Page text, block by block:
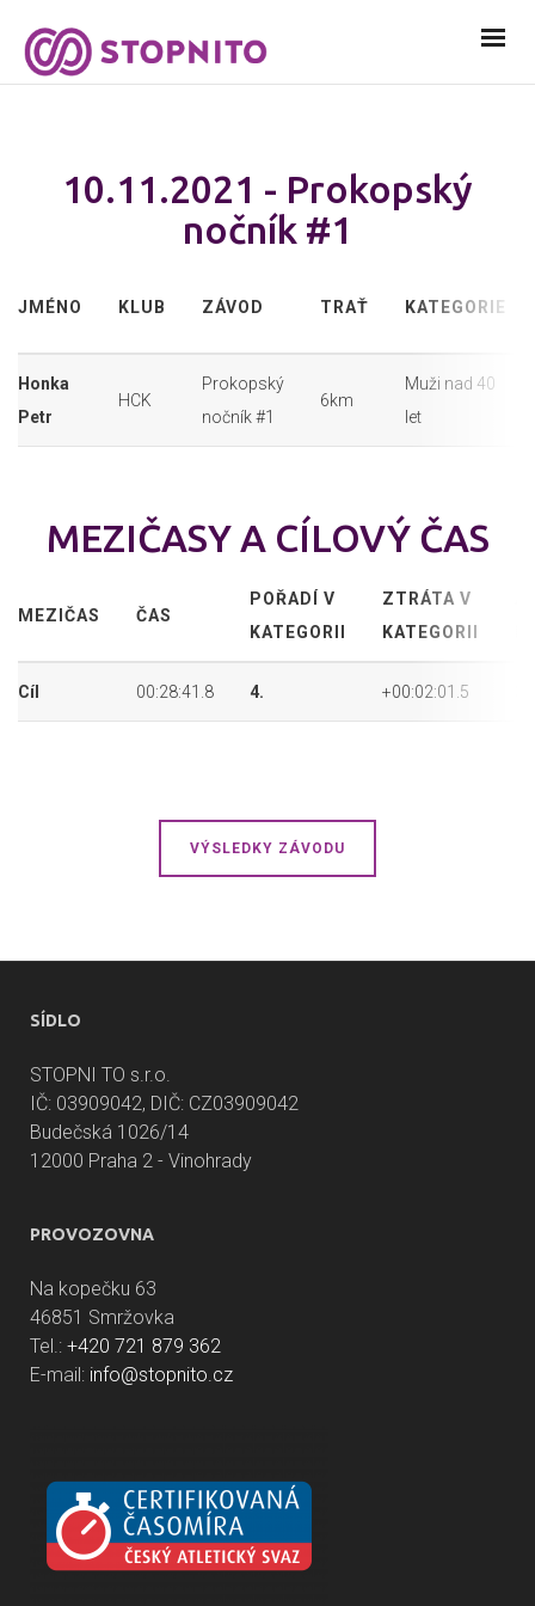
10.11.2021 - Prokopský
nočník #1
JMÉNO KLUB ZÁVOD TRAŤ KATEGORIE
Honka
Petr
HCK
Prokopský
nočník #1
6km
Muži nad 40
let
MEZIČASY A CÍLOVÝ ČAS
MEZIČAS ČAS
POŘADÍ V
KATEGORII
ZTRÁTA V
KATEGORII
Cíl 00:28:41.8 4. +00:02:01.5
VÝSLEDKY ZÁVODU
SÍDLO
STOPNI TO s.r.o.
IČ: 03909042, DIČ: CZ03909042
Budečská 1026/14
12000 Praha 2 - Vinohrady
PROVOZOVNA
Na kopečku 63
46851 Smržovka
Tel.: +420 721 879 362
E-mail: info@stopnito.cz